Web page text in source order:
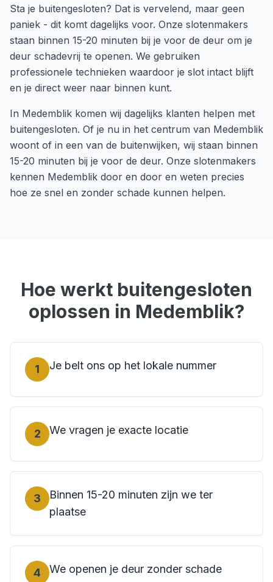
Sta je buitengesloten? Dat is vervelend, maar geen
paniek - dit komt dagelijks voor. Onze slotenmakers
staan binnen 15-20 minuten bij je voor de deur om je
deur schadevrij te openen. We gebruiken
professionele technieken waardoor je slot intact blijft
en je direct weer naar binnen kunt.
In Medemblik komen wij dagelijks klanten helpen met
buitengesloten. Of je nu in het centrum van Medemblik
woont of in een van de buitenwijken, wij staan binnen
15-20 minuten bij je voor de deur. Onze slotenmakers
kennen Medemblik door en door en weten precies
hoe ze snel en zonder schade kunnen helpen.
Hoe werkt buitengesloten
oplossen in Medemblik?
1 Je belt ons op het lokale nummer
2 We vragen je exacte locatie
3
Binnen 15-20 minuten zijn we ter
plaatse
4 We openen je deur zonder schade